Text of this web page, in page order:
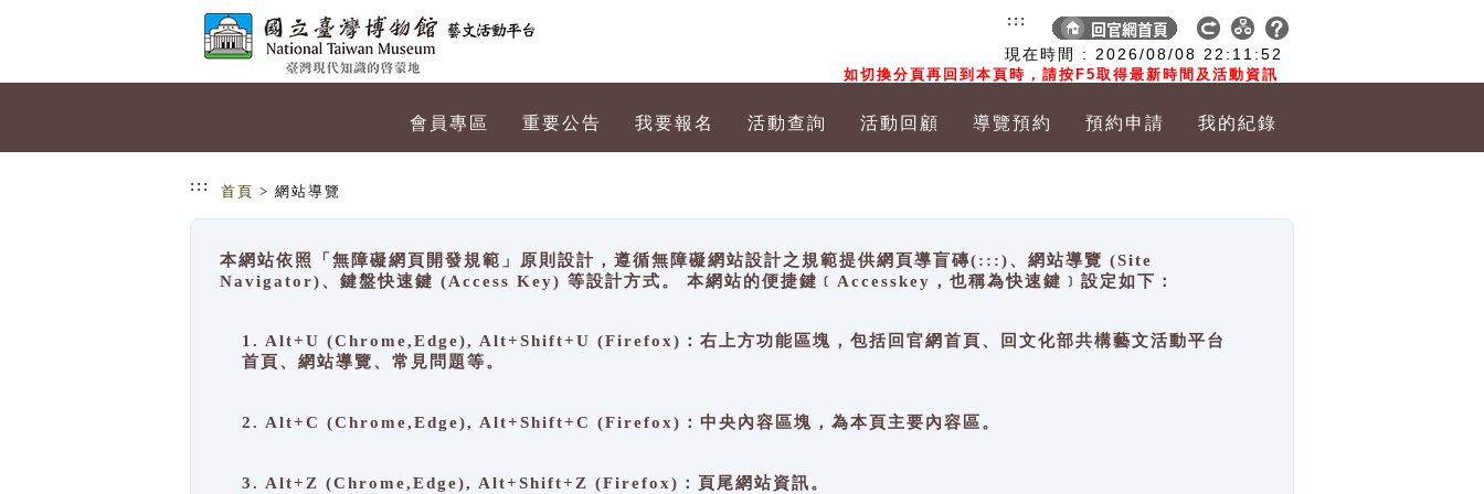
現在時間 : 2026/08/08 22:11:53
如切換分頁再回到本頁時，請按F5取得最新時間及活動資訊
:::
會員專區 重要公告 我要報名 活動查詢 活動回顧 導覽預約 預約申請 我的紀錄
::: 首頁 > 網站導覽
本網站依照「無障礙網頁開發規範」原則設計，遵循無障礙網站設計之規範提供網頁導盲磚(:::)、網站導覽 (Site
Navigator)、鍵盤快速鍵 (Access Key) 等設計方式。 本網站的便捷鍵﹝Accesskey，也稱為快速鍵﹞設定如下：
1. Alt+U (Chrome,Edge), Alt+Shift+U (Firefox)：右上方功能區塊，包括回官網首頁、回文化部共構藝文活動平台
首頁、網站導覽、常見問題等。
2. Alt+C (Chrome,Edge), Alt+Shift+C (Firefox)：中央內容區塊，為本頁主要內容區。
3. Alt+Z (Chrome,Edge), Alt+Shift+Z (Firefox)：頁尾網站資訊。